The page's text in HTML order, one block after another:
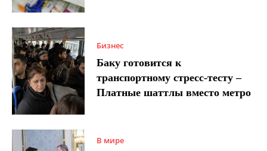
Бизнес
Баку готовится к
транспортному стресс-тесту –
Платные шаттлы вместо метро
В мире